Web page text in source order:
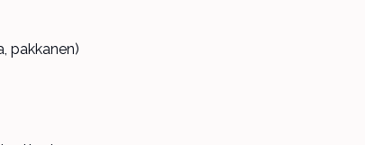
pakkanen)